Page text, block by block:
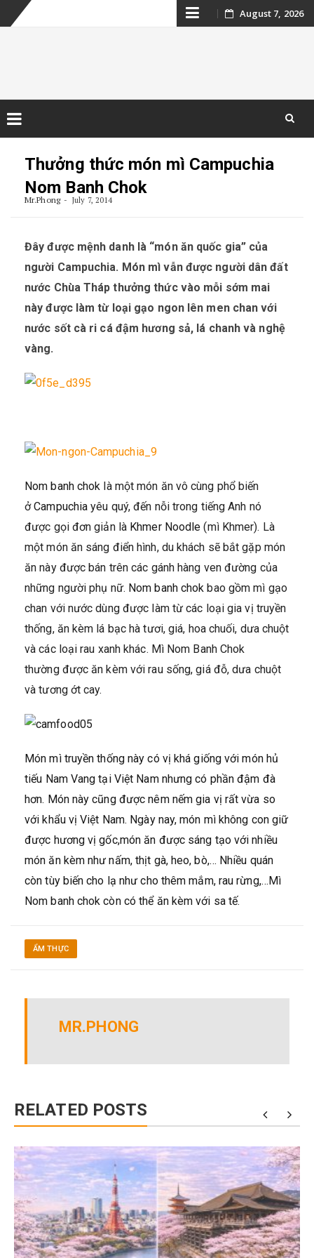
Skip August 7, 2026
lịch Campuchia
Thưởng thức món mì Campuchia
Nom Banh Chok
Mr.Phong July 7, 2014
Đây được mệnh danh là “món ăn quốc gia” của
người Campuchia. Món mì vẫn được người dân đất
nước Chùa Tháp thưởng thức vào mỗi sớm mai
này được làm từ loại gạo ngon lên men chan với
nước sốt cà ri cá đậm hương sả, lá chanh và nghệ
vàng.
Nom banh chok là một món ăn vô cùng phổ biến
ởCampuchia yêu quý, đến nỗi trong tiếng Anh nó
được gọi đơn giản là Khmer Noodle (mì Khmer). Là
một món ăn sáng điển hình, du khách sẽ bắt gặp món
ăn này được bán trên các gánh hàng ven đường của
những người phụ nữ. Nom banh chokbao gồm mì gạo
chan với nước dùng được làm từ các loại gia vị truyền
thống, ăn kèm lá bạc hà tươi, giá, hoa chuối, dưa chuột
và các loại rau xanh khác. Mì Nom Banh Chok
thường được ăn kèm với rau sống, giá đỗ, dưa chuột
và tương ớt cay.
Món mì truyền thống này có vị khá giống với món hủ
tiếu Nam Vang tại Việt Nam nhưng có phần đậm đà
hơn. Món này cũng được nêm nếm gia vị rất vừa so
với khẩu vị Việt Nam. Ngày nay, món mì không con giữ
được hương vị gốc,món ăn được sáng tạo với nhiều
món ăn kèm như nấm, thịt gà, heo, bò,… Nhiều quán
còn tùy biến cho lạ như cho thêm mắm, rau rừng,…Mì
Nom banh chok còn có thể ăn kèm với sa tế.
ẨM THỰC
MR.PHONG
RELATED POSTS